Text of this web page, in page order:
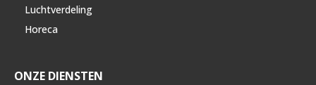
Luchtverdeling
Horeca
ONZE DIENSTEN